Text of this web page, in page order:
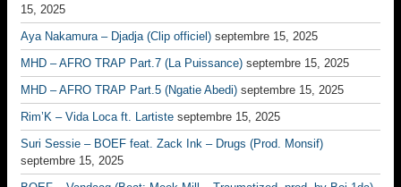
15, 2025
Aya Nakamura – Djadja (Clip officiel) septembre 15, 2025
MHD – AFRO TRAP Part.7 (La Puissance) septembre 15, 2025
MHD – AFRO TRAP Part.5 (Ngatie Abedi) septembre 15, 2025
Rim’K – Vida Loca ft. Lartiste septembre 15, 2025
Suri Sessie – BOEF feat. Zack Ink – Drugs (Prod. Monsif)
septembre 15, 2025